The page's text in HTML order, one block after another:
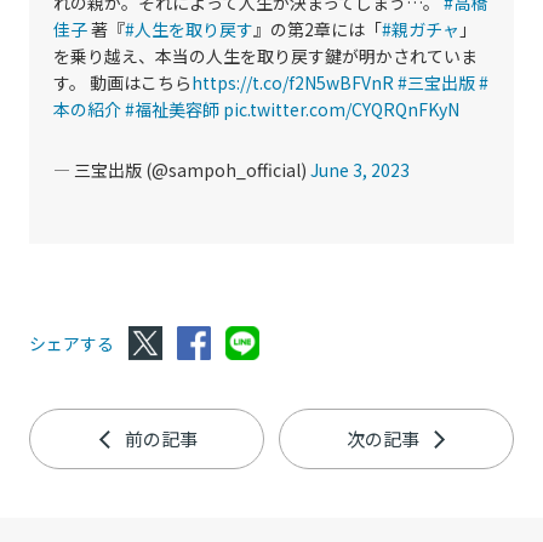
佳子著『#人生を取り戻す』の第2章には「#親ガチャ 」
を乗り越え、本当の人生を取り戻す鍵が明かされていま
す。 動画はこちらhttps://t.co/f2N5wBFVnR#三宝出版#
本の紹介#福祉美容師 pic.twitter.com/CYQRQnFKyN
— 三宝出版 (@sampoh_official) June 3, 2023
シェアする
前の記事 次の記事